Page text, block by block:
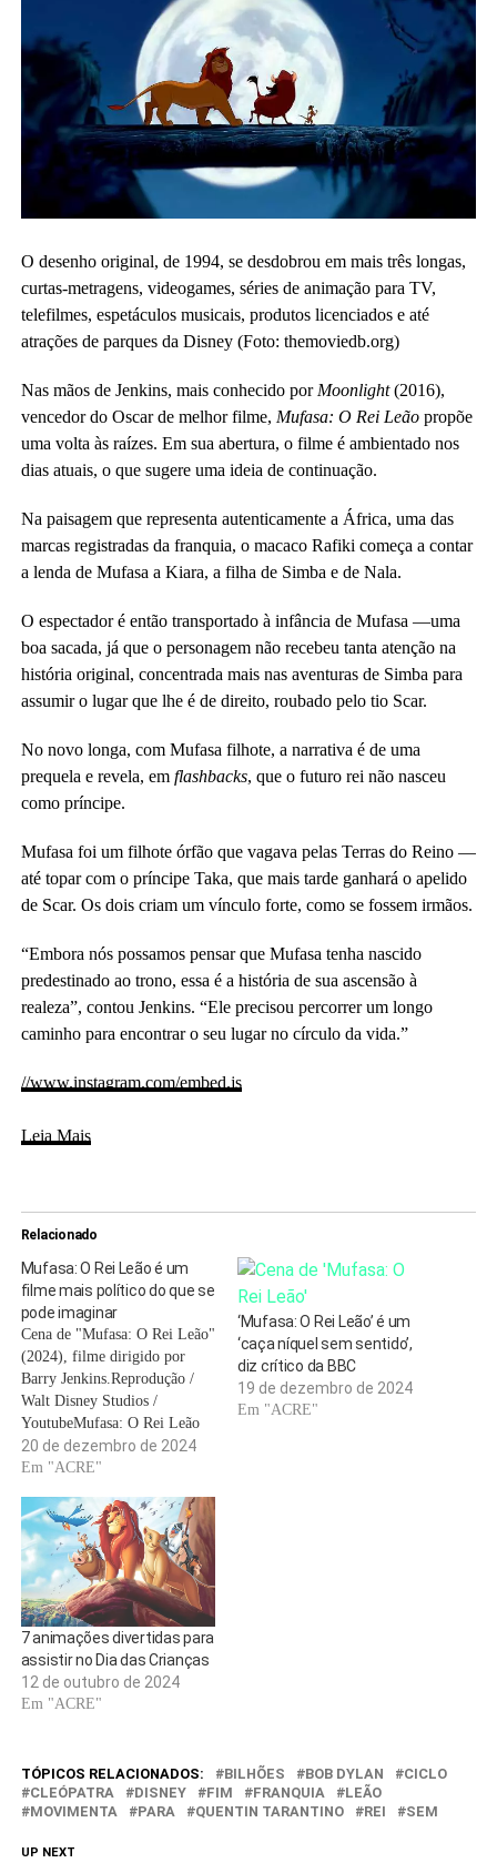
O desenho original, de 1994, se desdobrou em mais três longas,
curtas-metragens, videogames, séries de animação para TV,
telefilmes, espetáculos musicais, produtos licenciados e até
atrações de parques da Disney (Foto: themoviedb.org)
Nas mãos de Jenkins, mais conhecido por Moonlight(2016),
vencedor do Oscar de melhor filme, Mufasa: O Rei Leãopropõe
uma volta às raízes. Em sua abertura, o filme é ambientado nos
dias atuais, o que sugere uma ideia de continuação.
Na paisagem que representa autenticamente a África, uma das
marcas registradas da franquia, o macaco Rafiki começa a contar
a lenda de Mufasa a Kiara, a filha de Simba e de Nala.
O espectador é então transportado à infância de Mufasa —uma
boa sacada, já que o personagem não recebeu tanta atenção na
história original, concentrada mais nas aventuras de Simba para
assumir o lugar que lhe é de direito, roubado pelo tio Scar.
No novo longa, com Mufasa filhote, a narrativa é de uma
prequela e revela, em flashbacks, que o futuro rei não nasceu
como príncipe.
Mufasa foi um filhote órfão que vagava pelas Terras do Reino —
até topar com o príncipe Taka, que mais tarde ganhará o apelido
de Scar. Os dois criam um vínculo forte, como se fossem irmãos.
“Embora nós possamos pensar que Mufasa tenha nascido
predestinado ao trono, essa é a história de sua ascensão à
realeza”, contou Jenkins. “Ele precisou percorrer um longo
caminho para encontrar o seu lugar no círculo da vida.”
//www.instagram.com/embed.js
Leia Mais
Relacionado
Mufasa: O Rei Leão é um
filme mais político do que se
pode imaginar
Cena de "Mufasa: O Rei Leão"
(2024), filme dirigido por
Barry Jenkins.Reprodução /
Walt Disney Studios /
YoutubeMufasa: O Rei Leão
(Mufasa: The Lion King,
2024) é o prólogo de uma
produção com alto teor
mercadológico, dedicada a
surfar na onda de nostalgia
que vem banhando…
20 de dezembro de 2024
Em "ACRE"
‘Mufasa: O Rei Leão’ é um
‘caça níquel sem sentido’,
diz crítico da BBC
19 de dezembro de 2024
Em "ACRE"
7 animações divertidas para
assistir no Dia das Crianças
12 de outubro de 2024
Em "ACRE"
TÓPICOS RELACIONADOS: BILHÕES BOB DYLAN
CICLO
CLEÓPATRA
DISNEY FIM FRANQUIA
LEÃO
MOVIMENTA
PARA QUENTIN TARANTINO REI SEM
UP NEXT